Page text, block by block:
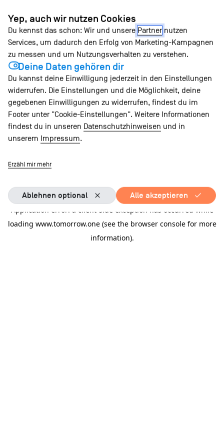
Zum
Inhalt
springen
Application error: a client-side exception has occurred while
loading www.tomorrow.one (see the browser console for more
information).
Yep, auch wir nutzen Cookies
Du kennst das schon: Wir und unsere Partner nutzen
Services, um dadurch den Erfolg von Marketing-Kampagnen
zu messen und um Nutzungsverhalten zu verstehen.
Deine Daten gehören dir
Du kannst deine Einwilligung jederzeit in den Einstellungen
widerrufen. Die Einstellungen und die Möglichkeit, deine
gegebenen Einwilligungen zu widerrufen, findest du im
Footer unter "Cookie-Einstellungen". Weitere Informationen
findest du in unseren Datenschutzhinweisen und in
unserem Impressum.
Erzähl mir mehr
Ablehnen optional Alle akzeptieren